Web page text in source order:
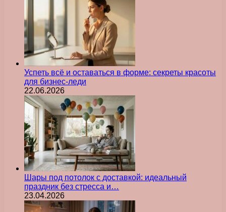
Успеть всё и оставаться в форме: секреты красоты
для бизнес-леди
22.06.2026
Шары под потолок с доставкой: идеальный
праздник без стресса и…
23.04.2026